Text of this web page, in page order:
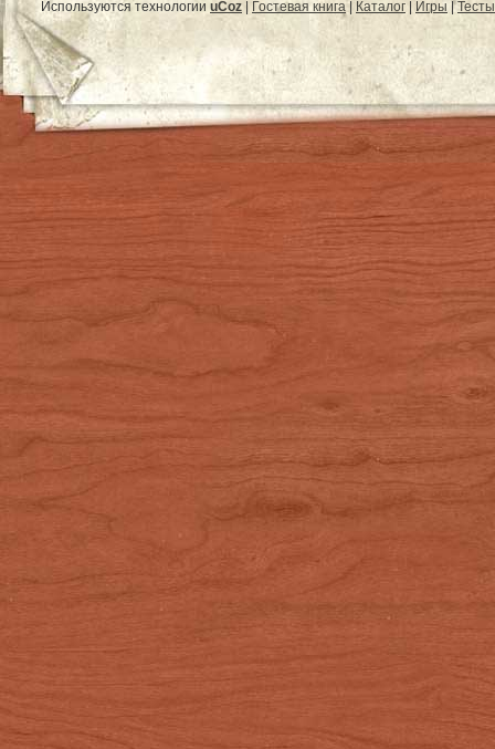
Используются технологии uCoz Гостевая книга| Каталог Игры |Тесты